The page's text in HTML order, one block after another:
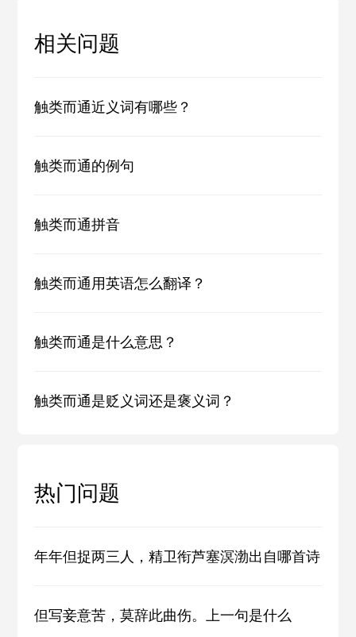
相关问题
触类而通近义词有哪些？
触类而通的例句
触类而通拼音
触类而通用英语怎么翻译？
触类而通是什么意思？
触类而通是贬义词还是褒义词？
热门问题
年年但捉两三人，精卫衔芦塞溟渤出自哪首诗
但写妾意苦，莫辞此曲伤。上一句是什么